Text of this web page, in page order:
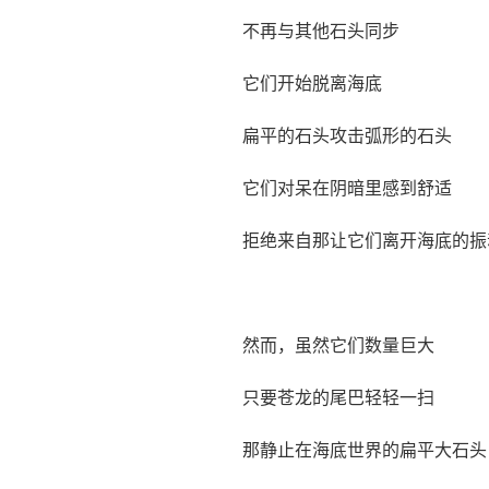
不再与其他石头同步
它们开始脱离海底
扁平的石头攻击弧形的石头
它们对呆在阴暗里感到舒适
拒绝来自那让它们离开海底的
然而，虽然它们数量巨大
只要苍龙的尾巴轻轻一扫
那静止在海底世界的扁平大石头